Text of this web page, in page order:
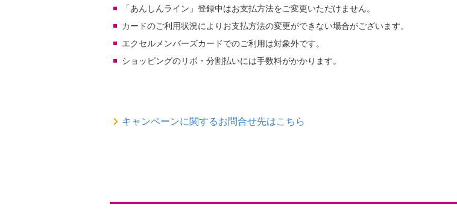
「あんしんライン」登録中はお支払方法をご変更いただけません。
カードのご利用状況によりお支払方法の変更ができない場合がございます。
エクセルメンバーズカードでのご利用は対象外です。
ショッピングのリボ・分割払いには手数料がかかります。
キャンペーンに関するお問合せ先はこちら